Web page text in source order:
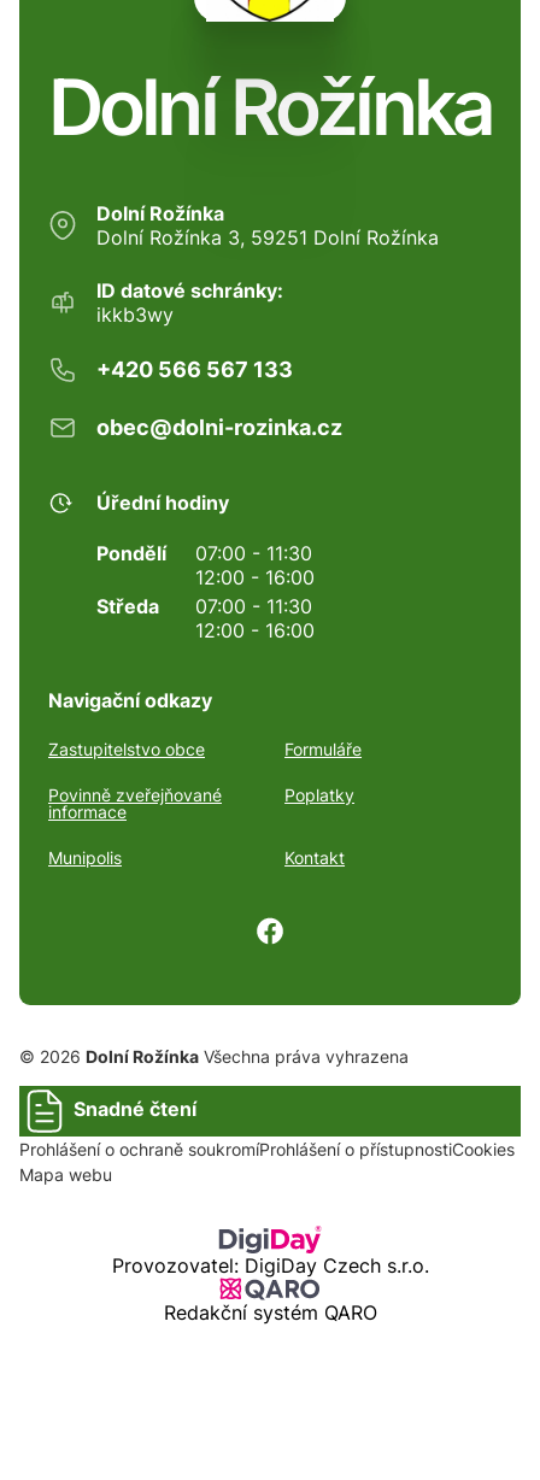
Dolní Rožínka
Dolní Rožínka
Dolní Rožínka 3, 59251 Dolní Rožínka
ID datové schránky:
ikkb3wy
+420 566 567 133
obec@dolni-rozinka.cz
Úřední hodiny
Pondělí
07:00 - 11:30
12:00 - 16:00
Středa
07:00 - 11:30
12:00 - 16:00
Navigační odkazy
Zastupitelstvo obce Formuláře
Povinně zveřejňované
informace
Poplatky
Munipolis Kontakt
© 2026 Dolní Rožínka Všechna práva vyhrazena
Snadné čtení
Prohlášení o ochraně soukromíProhlášení o přístupnostiCookies
Mapa webu
Provozovatel: DigiDay Czech s.r.o.
Redakční systém QARO